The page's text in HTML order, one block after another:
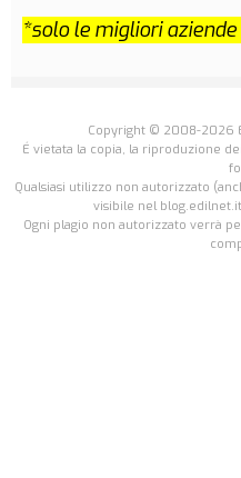
*solo le migliori
Copyright © 2008-2026
É vietata la copia, la riproduzione
Qualsiasi utilizzo non autorizzato
visibile nel
Ogni plagio non autorizzato verrà